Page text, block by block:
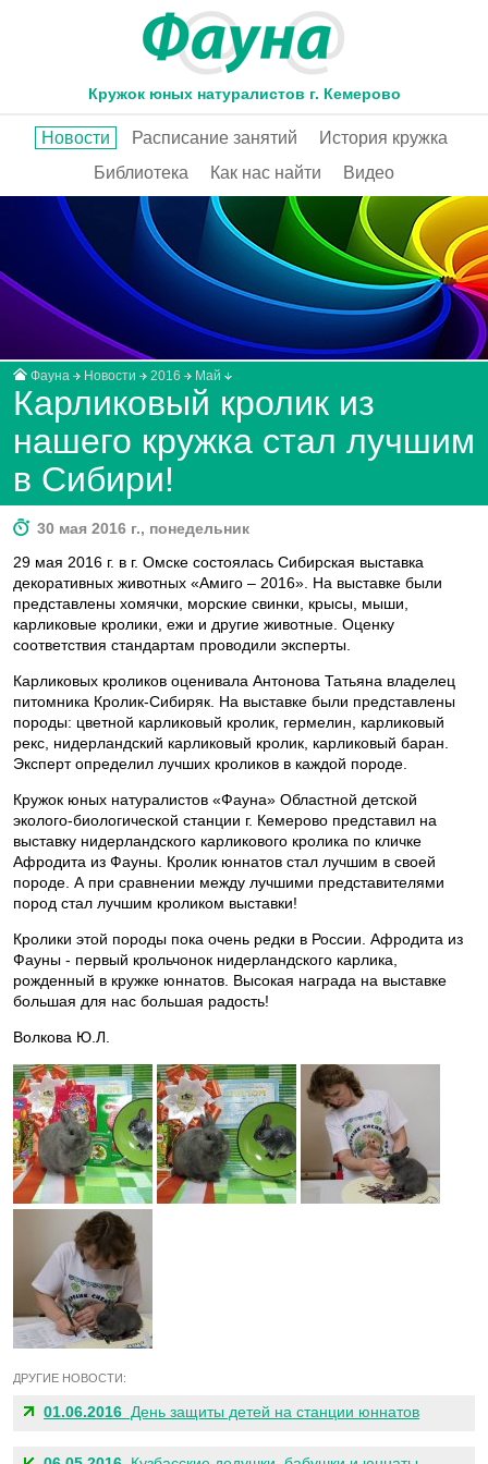
Кружок юных натуралистов г. Кемерово
Новости Расписание занятий
История кружка
Библиотека
Как нас найти Видео
Фауна Новости 2016 Май
Карликовый кролик из
нашего кружка стал лучшим
в Сибири!
30 мая 2016 г., понедельник
29 мая 2016 г. в г. Омске состоялась Сибирская выставка
декоративных животных «Амиго – 2016». На выставке были
представлены хомячки, морские свинки, крысы, мыши,
карликовые кролики, ежи и другие животные. Оценку
соответствия стандартам проводили эксперты.
Карликовых кроликов оценивала Антонова Татьяна владелец
питомника Кролик-Сибиряк. На выставке были представлены
породы: цветной карликовый кролик, гермелин, карликовый
рекс, нидерландский карликовый кролик, карликовый баран.
Эксперт определил лучших кроликов в каждой породе.
Кружок юных натуралистов «Фауна» Областной детской
эколого-биологической станции г. Кемерово представил на
выставку нидерландского карликового кролика по кличке
Афродита из Фауны. Кролик юннатов стал лучшим в своей
породе. А при сравнении между лучшими представителями
пород стал лучшим кроликом выставки!
Кролики этой породы пока очень редки в России. Афродита из
Фауны - первый крольчонок нидерландского карлика,
рожденный в кружке юннатов. Высокая награда на выставке
большая для нас большая радость!
Волкова Ю.Л.
ДРУГИЕ НОВОСТИ:
01.06.2016 День защиты детей на станции юннатов